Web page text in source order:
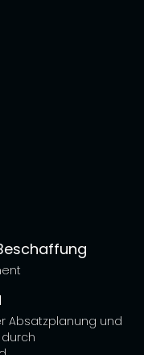
Absatzplanung und